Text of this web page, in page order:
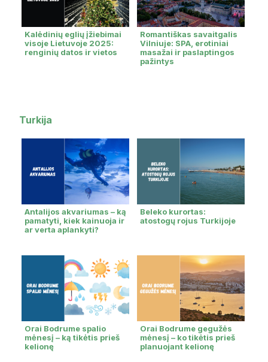
Kalėdinių eglių įžiebimai
visoje Lietuvoje 2025:
renginių datos ir vietos
Romantiškas savaitgalis
Vilniuje: SPA, erotiniai
masažai ir paslaptingos
pažintys
Turkija
Antalijos akvariumas – ką
pamatyti, kiek kainuoja ir
ar verta aplankyti?
Beleko kurortas:
atostogų rojus Turkijoje
Orai Bodrume spalio
mėnesį – ką tikėtis prieš
kelionę
Orai Bodrume gegužės
mėnesį – ko tikėtis prieš
planuojant kelionę